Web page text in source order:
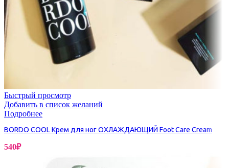
Быстрый просмотр
Добавить в список желаний
Подробнее
BORDO COOL Крем для ног ОХЛАЖДАЮЩИЙ Foot Care Cream
540₽